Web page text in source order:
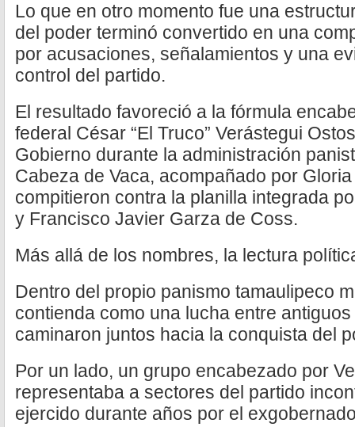
Lo que en otro momento fue una
del poder terminó convertido en una
por acusaciones, señalamientos y una
control del partido.
El resultado favoreció a la fórmula
federal César “El Truco” Verástegui
Gobierno durante la administración
Cabeza de Vaca, acompañado por
compitieron contra la planilla integrada
y Francisco Javier Garza de Coss.
Más allá de los nombres, la lectura
Dentro del propio panismo tamaulipeco
contienda como una lucha entre
caminaron juntos hacia la conquista del
Por un lado, un grupo encabezado por
representaba a sectores del partido
ejercido durante años por el